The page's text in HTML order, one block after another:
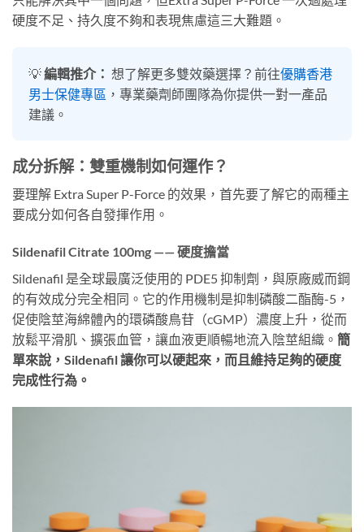
硬度不足、持久度不夠和表現焦慮這三大難題。
💡編輯推介： 想了解更多雙效藥選擇？前往優購香港
男士保健專區 ，專業藥劑師團隊為你提供一對一產品
建議。
成分拆解：雙重機制如何運作？
要理解 Extra Super P-Force 的效果，首先要了解它的兩種主
要成分如何各自發揮作用。
Sildenafil Citrate 100mg —— 硬度擔當
Sildenafil 是全球最廣泛使用的 PDE5 抑制劑，與原廠威而鋼
的有效成分完全相同。它的作用機制是抑制磷酸二酯酶-5，
促使陰莖海綿體內的環磷酸鳥苷（cGMP）濃度上升，從而
放鬆平滑肌、擴張血管，讓血液更順暢地流入陰莖組織。 簡
單來說，Sildenafil 讓你可以硬起來，而且維持足夠的硬度
完成性行為。